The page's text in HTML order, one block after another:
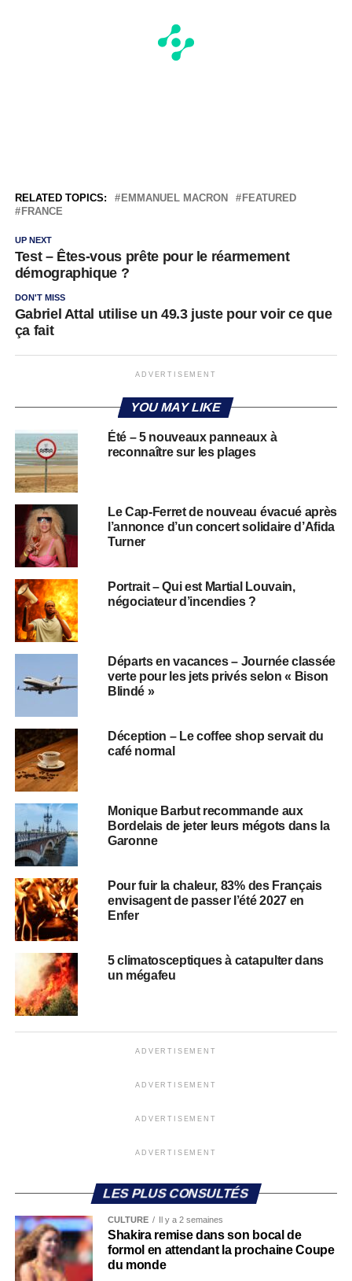
RELATED TOPICS: EMMANUEL MACRON
FEATURED
FRANCE
UP NEXT
Test – Êtes-vous prête pour le réarmement
démographique ?
DON'T MISS
Gabriel Attal utilise un 49.3 juste pour voir ce que
ça fait
ADVERTISEMENT
YOU MAY LIKE
Été – 5 nouveaux panneaux à
reconnaître sur les plages
Le Cap-Ferret de nouveau évacué après
l’annonce d’un concert solidaire d’Afida
Turner
Portrait – Qui est Martial Louvain,
négociateur d’incendies ?
Départs en vacances – Journée classée
verte pour les jets privés selon « Bison
Blindé »
Déception – Le coffee shop servait du
café normal
Monique Barbut recommande aux
Bordelais de jeter leurs mégots dans la
Garonne
Pour fuir la chaleur, 83% des Français
envisagent de passer l’été 2027 en
Enfer
5 climatosceptiques à catapulter dans
un mégafeu
ADVERTISEMENT
ADVERTISEMENT
ADVERTISEMENT
ADVERTISEMENT
LES PLUS CONSULTÉS
CULTURE Il y a 2 semaines
Shakira remise dans son bocal de
formol en attendant la prochaine Coupe
du monde